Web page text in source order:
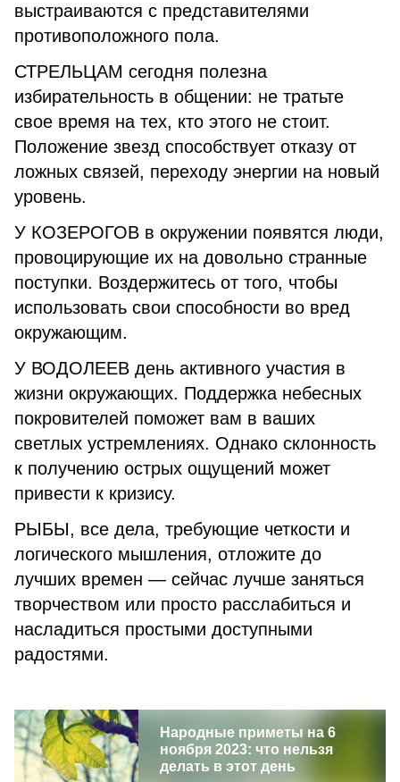
выстраиваются с представителями
противоположного пола.
СТРЕЛЬЦАМ сегодня полезна
избирательность в общении: не тратьте
свое время на тех, кто этого не стоит.
Положение звезд способствует отказу от
ложных связей, переходу энергии на новый
уровень.
У КОЗЕРОГОВ в окружении появятся люди,
провоцирующие их на довольно странные
поступки. Воздержитесь от того, чтобы
использовать свои способности во вред
окружающим.
У ВОДОЛЕЕВ день активного участия в
жизни окружающих. Поддержка небесных
покровителей поможет вам в ваших
светлых устремлениях. Однако склонность
к получению острых ощущений может
привести к кризису.
РЫБЫ, все дела, требующие четкости и
логического мышления, отложите до
лучших времен — сейчас лучше заняться
творчеством или просто расслабиться и
насладиться простыми доступными
радостями.
Народные приметы на 6
ноября 2023: что нельзя
делать в этот день